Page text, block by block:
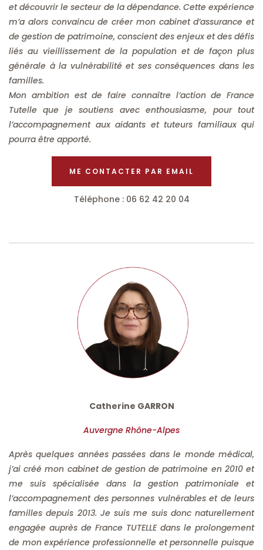
et découvrir le secteur de la dépendance. Cette expérience
m’a alors convaincu de créer mon cabinet d’assurance et
de gestion de patrimoine, conscient des enjeux et des défis
liés au vieillissement de la population et de façon plus
générale à la vulnérabilité et ses conséquences dans les
familles.
Mon ambition est de faire connaître l’action de France
Tutelle que je soutiens avec enthousiasme, pour tout
l’accompagnement aux aidants et tuteurs familiaux qui
pourra être apporté.
ME CONTACTER PAR EMAIL
Téléphone : 06 62 42 20 04
Catherine GARRON
Auvergne Rhône-Alpes
Après quelques années passées dans le monde médical,
j’ai créé mon cabinet de gestion de patrimoine en 2010 et
me suis spécialisée dans la gestion patrimoniale et
l’accompagnement des personnes vulnérables et de leurs
familles depuis 2013. Je suis me suis donc naturellement
engagée auprès de France TUTELLE dans le prolongement
de mon expérience professionnelle et personnelle puisque